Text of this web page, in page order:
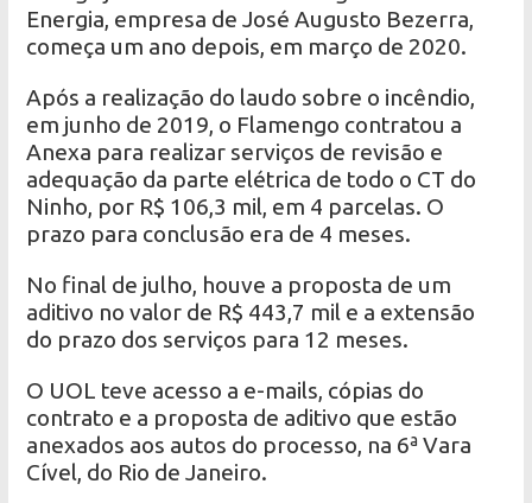
Energia, empresa de José Augusto Bezerra,
começa um ano depois, em março de 2020.
Após a realização do laudo sobre o incêndio,
em junho de 2019, o Flamengo contratou a
Anexa para realizar serviços de revisão e
adequação da parte elétrica de todo o CT do
Ninho, por R$ 106,3 mil, em 4 parcelas. O
prazo para conclusão era de 4 meses.
No final de julho, houve a proposta de um
aditivo no valor de R$ 443,7 mil e a extensão
do prazo dos serviços para 12 meses.
O UOL teve acesso a e-mails, cópias do
contrato e a proposta de aditivo que estão
anexados aos autos do processo, na 6ª Vara
Cível, do Rio de Janeiro.